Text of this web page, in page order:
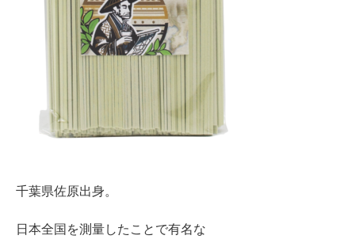
千葉県佐原出身。
日本全国を測量したことで有名な